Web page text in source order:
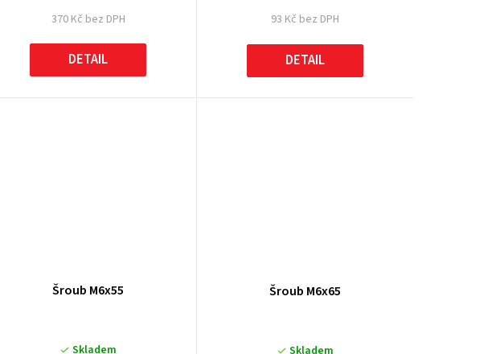
370 Kč bez DPH
DETAIL
93 Kč bez DPH
DETAIL
Šroub M6x55
Skladem
Šroub M6x65
Skladem